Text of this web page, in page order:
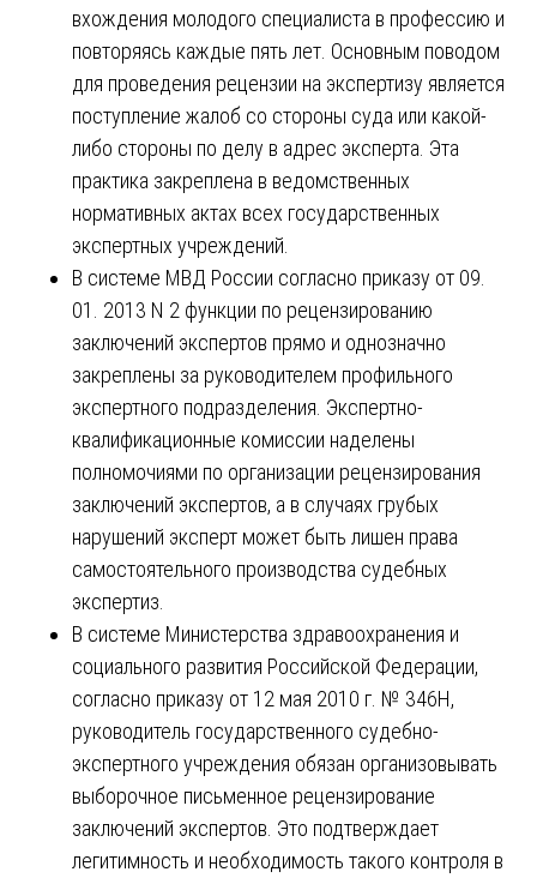
вхождения молодого специалиста в профессию и
повторяясь каждые пять лет. Основным поводом
для проведения рецензии на экспертизу является
поступление жалоб со стороны суда или какой-
либо стороны по делу в адрес эксперта. Эта
практика закреплена в ведомственных
нормативных актах всех государственных
экспертных учреждений.
В системе МВД России согласно приказу от 09.
01. 2013 N 2 функции по рецензированию
заключений экспертов прямо и однозначно
закреплены за руководителем профильного
экспертного подразделения. Экспертно-
квалификационные комиссии наделены
полномочиями по организации рецензирования
заключений экспертов, а в случаях грубых
нарушений эксперт может быть лишен права
самостоятельного производства судебных
экспертиз.
В системе Министерства здравоохранения и
социального развития Российской Федерации,
согласно приказу от 12 мая 2010 г. № 346Н,
руководитель государственного судебно-
экспертного учреждения обязан организовывать
выборочное письменное рецензирование
заключений экспертов. Это подтверждает
легитимность и необходимость такого контроля в